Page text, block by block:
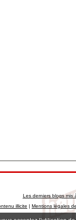
Les derniers blogs mis
illicite | Mentions légales